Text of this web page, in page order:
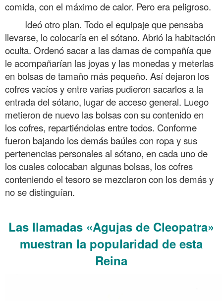
comida, con el máximo de calor. Pero era peligroso.
Ideó otro plan. Todo el equipaje que pensaba
llevarse, lo colocaría en el sótano. Abrió la habitación
oculta. Ordenó sacar a las damas de compañía que
le acompañarían las joyas y las monedas y meterlas
en bolsas de tamaño más pequeño. Así dejaron los
cofres vacíos y entre varias pudieron sacarlos a la
entrada del sótano, lugar de acceso general. Luego
metieron de nuevo las bolsas con su contenido en
los cofres, repartiéndolas entre todos. Conforme
fueron bajando los demás baúles con ropa y sus
pertenencias personales al sótano, en cada uno de
los cuales colocaban algunas bolsas, los cofres
conteniendo el tesoro se mezclaron con los demás y
no se distinguían.
Las llamadas «Agujas de Cleopatra»
muestran la popularidad de esta
Reina